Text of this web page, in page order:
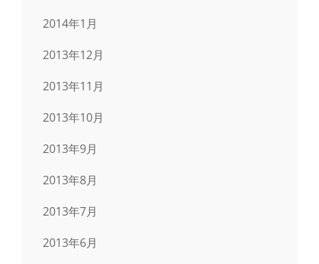
2014年1月
2013年12月
2013年11月
2013年10月
2013年9月
2013年8月
2013年7月
2013年6月